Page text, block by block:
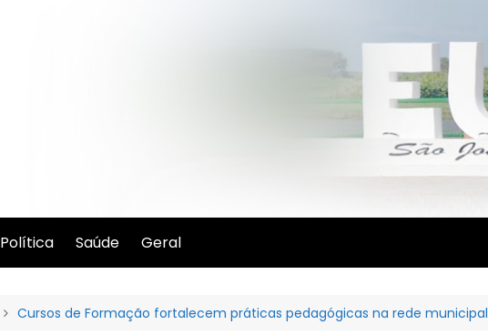
Política Saúde Geral
Cursos de Formação fortalecem práticas pedagógicas na rede municipal